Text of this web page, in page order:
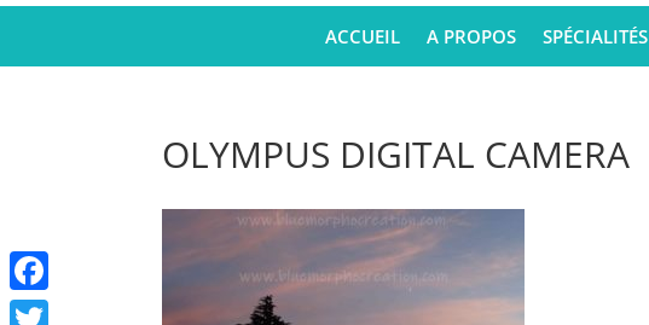
ACCUEIL A PROPOS SPÉCIALITÉS
OLYMPUS DIGITAL CAMERA
Facebook